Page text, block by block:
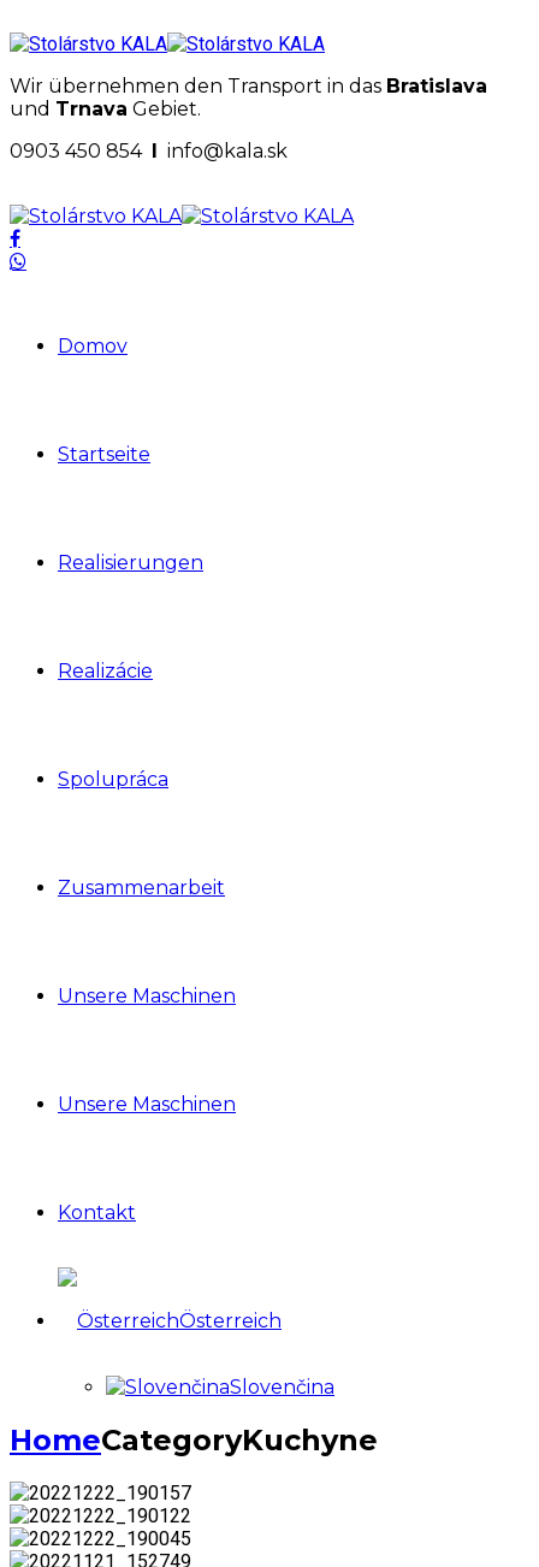
Wir übernehmen den Transport in das Bratislava
und Trnava Gebiet.
0903 450 854 I info@kala.sk
Domov
Startseite
Realisierungen
Realizácie
Spolupráca
Zusammenarbeit
Unsere Maschinen
Unsere Maschinen
Kontakt
Österreich
Slovenčina
HomeCategoryKuchyne